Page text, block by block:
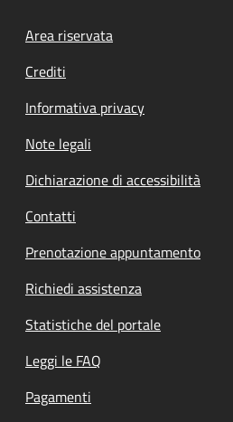
Footer menu
Area riservata
Crediti
Informativa privacy
Note legali
Dichiarazione di accessibilità
Contatti
Prenotazione appuntamento
Richiedi assistenza
Statistiche del portale
Leggi le FAQ
Pagamenti